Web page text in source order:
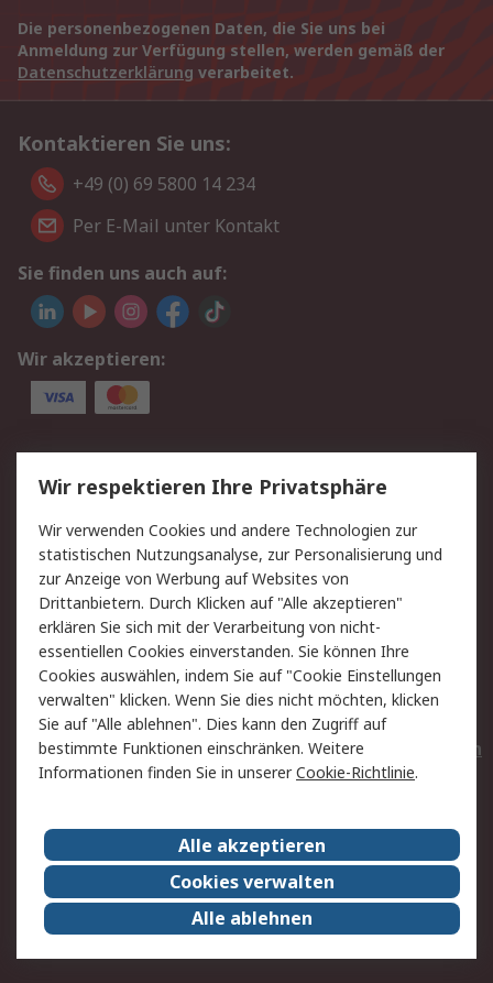
Die personenbezogenen Daten, die Sie uns bei
Anmeldung zur Verfügung stellen, werden gemäß der
Datenschutzerklärung verarbeitet.
Kontaktieren Sie uns:
+49 (0) 69 5800 14 234
Per E-Mail unter Kontakt
Sie finden uns auch auf:
Wir akzeptieren:
Service
Value Added Services
Lieferlösungen
Rücksendungen
Kontakt
Hilfe
Privatkunden
Rechtliches
AGB
Datenschutz
Cookie-Richtlinie
Zahlungsbedingungen
Copyright/Impressum
Entsorgung
Elektrogeräte/Batterien
RS weltweit
Karriere bei RS
Nachhaltigkeit
Qualität/Umwelt/ZertifikatePresse-Center
Event-Center
Wir respektieren Ihre Privatsphäre
Wir verwenden Cookies und andere Technologien zur
statistischen Nutzungsanalyse, zur Personalisierung und
zur Anzeige von Werbung auf Websites von
Drittanbietern. Durch Klicken auf "Alle akzeptieren"
erklären Sie sich mit der Verarbeitung von nicht-
essentiellen Cookies einverstanden. Sie können Ihre
Cookies auswählen, indem Sie auf "Cookie Einstellungen
verwalten" klicken. Wenn Sie dies nicht möchten, klicken
Sie auf "Alle ablehnen". Dies kann den Zugriff auf
bestimmte Funktionen einschränken. Weitere
Informationen finden Sie in unsererCookie-Richtlinie.
Alle akzeptieren
Cookies verwalten
Alle ablehnen